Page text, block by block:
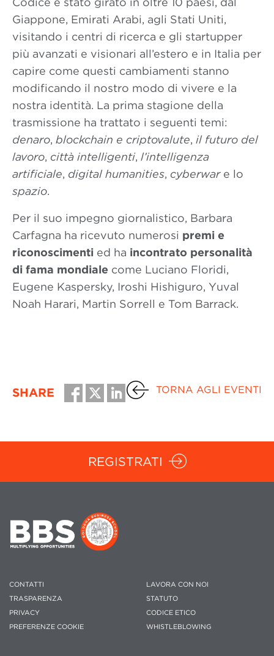
Giappone, Emirati Arabi, agli Stati Uniti,
visitando i centri di ricerca e gli startupper
più avanzati e visionari all’estero e in Italia per
capire come questi cambiamenti stanno
modificando il nostro modo di vivere e la
nostra identità. La prima stagione della
trasmissione ha trattato i seguenti temi:
denaro, blockchain e criptovalute, il futuro del
lavoro, città intelligenti, l’intelligenza
artificiale, digital humanities, cyberwar e lo
spazio.
Per il suo impegno giornalistico, Barbara
Carfagna ha ricevuto numerosi premi e
riconoscimenti ed ha incontrato personalità
di fama mondiale come Luciano Floridi,
Eugene Kaspersky, Iroshi Hishiguro, Yuval
Noah Harari, Martin Sorrell e Tom Barrack.
SHARE TORNA AGLI EVENTI
REGISTRATI
CONTATTI
TRASPARENZA
PRIVACY
PREFERENZE COOKIE
LAVORA CON NOI
STATUTO
CODICE ETICO
WHISTLEBLOWING